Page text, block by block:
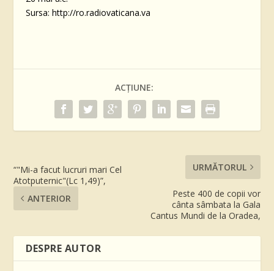
Sursa: http://ro.radiovaticana.va
ACȚIUNE:
“"Mi-a facut lucruri mari Cel
Atotputernic"(Lc 1,49)”,
ANTERIOR
URMĂTORUL
Peste 400 de copii vor
cânta sâmbata la Gala
Cantus Mundi de la Oradea,
DESPRE AUTOR